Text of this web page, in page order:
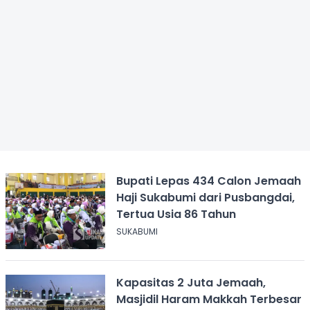
Bupati Lepas 434 Calon Jemaah
Haji Sukabumi dari Pusbangdai,
Tertua Usia 86 Tahun
SUKABUMI
Kapasitas 2 Juta Jemaah,
Masjidil Haram Makkah Terbesar